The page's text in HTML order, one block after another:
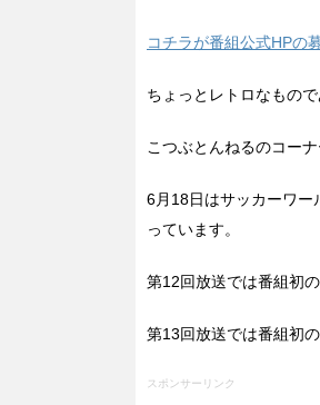
コチラが番組公式HPの
ちょっとレトロなもの
こつぶとんねるのコー
6月18日はサッカーワー
っています。
第12回放送では番組初
第13回放送では番組初の
スポンサーリンク